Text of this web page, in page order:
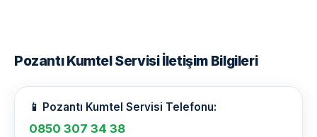
Pozantı Kumtel Servisi İletişim Bilgileri
📱 Pozantı Kumtel Servisi Telefonu:
0850 307 34 38